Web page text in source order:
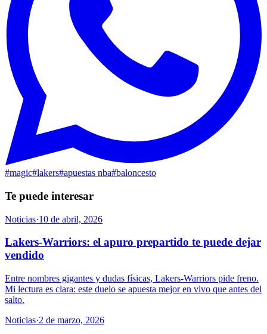
#magic#lakers#apuestas nba#baloncesto
Te puede interesar
Noticias·10 de abril, 2026
Lakers-Warriors: el apuro prepartido te puede dejar
vendido
Entre nombres gigantes y dudas físicas, Lakers-Warriors pide freno.
Mi lectura es clara: este duelo se apuesta mejor en vivo que antes del
salto.
Noticias·2 de marzo, 2026